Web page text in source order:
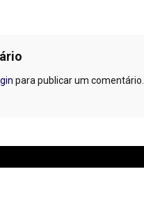
para publicar um comentário.